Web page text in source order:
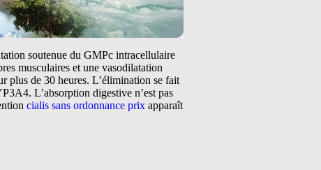
soutenue du GMPc intracellulaire
musculaires et une vasodilatation
plus de 30 heures. L’élimination se fait
L’absorption digestive n’est pas
cialis sans ordonnance prix apparaît